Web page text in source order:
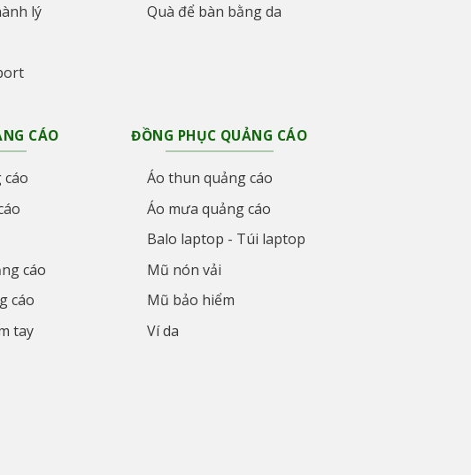
lý
Quà để bàn bằng da
CÁO
cáo
cáo
cáo
tay
ĐỒNG PHỤC QUẢNG CÁO
Áo thun quảng cáo
Áo mưa quảng cáo
Balo laptop - Túi laptop
Mũ nón vải
Mũ bảo hiểm
Ví da